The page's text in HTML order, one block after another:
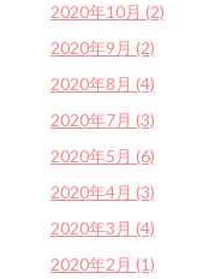
2020年10月 (2)
2020年9月 (2)
2020年8月 (4)
2020年7月 (3)
2020年5月 (6)
2020年4月 (3)
2020年3月 (4)
2020年2月 (1)